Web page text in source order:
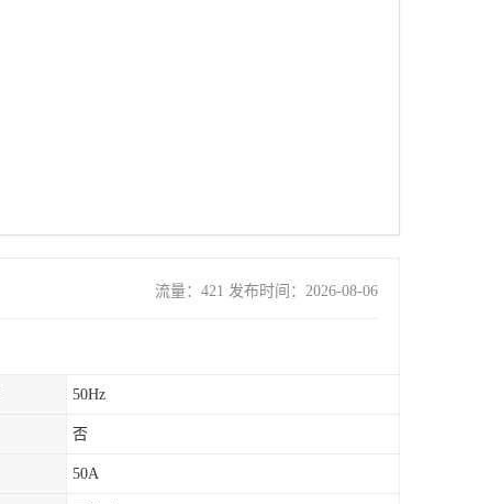
流量：421 发布时间：2026-08-06
50Hz
否
50A